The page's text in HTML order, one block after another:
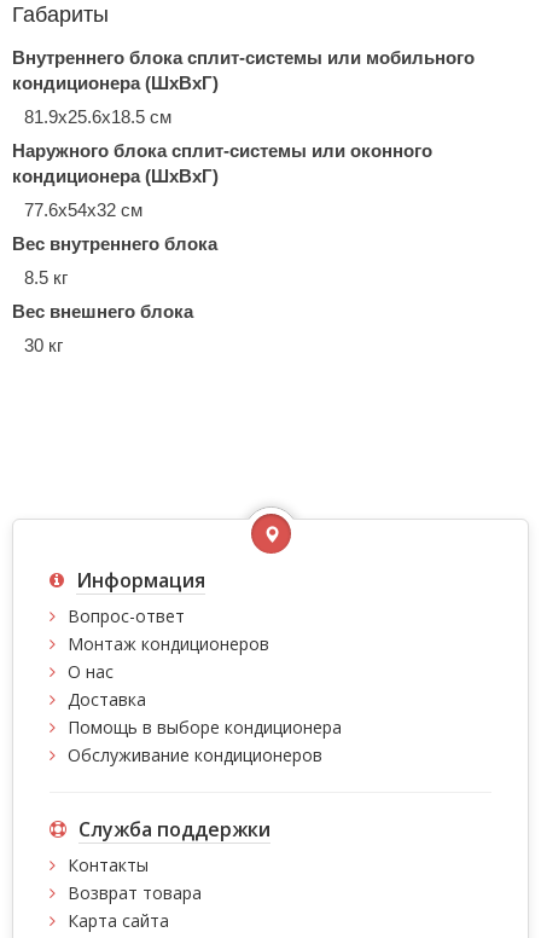
Габариты
Внутреннего блока сплит-системы или мобильного
кондиционера (ШxВxГ)
81.9x25.6x18.5 см
Наружного блока сплит-системы или оконного
кондиционера (ШxВxГ)
77.6x54x32 см
Вес внутреннего блока
8.5 кг
Вес внешнего блока
30 кг
Информация
Вопрос-ответ
Монтаж кондиционеров
О нас
Доставка
Помощь в выборе кондиционера
Обслуживание кондиционеров
Служба поддержки
Контакты
Возврат товара
Карта сайта